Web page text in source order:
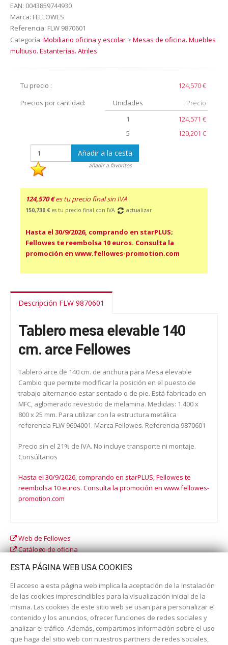
EAN: 0043859744930
Marca: FELLOWES
Referencia: FLW 9870601
Categoría: Mobiliario oficina y escolar > Mesas de oficina. Muebles
multiuso. Estanterías. Atriles
Tu precio :
124,570 €
Precios por cantidad:
Unidades
Precio
1
124,571 €
5
120,201 €
Añadir a la cesta
añadir a favoritos
124,570 € es tu precio final sin IVA
150,730 € es tu precio final con IVA actualizar
Hasta el 30/9/2026, comprando en starPLUS;
Fellowes te reembolsa 10 euros. Consulta la
promoción en www.fellowes-promotion.com
Descripción FLW 9870601
Tablero mesa elevable 140
cm. arce Fellowes
Tablero arce de 140 cm. de anchura para Mesa elevable
Cambio que permite modificar la posición en el puesto de
trabajo alternando estar sentado o de pie. Está fabricado en
MFC, aglomerado revestido de melamina. Medidas: 1.400 x
800 x 25 mm. Para utilizar con la estructura metálica
referencia FLW 9694001. Marca Fellowes. Referencia 9870601
Precio sin el 21% de IVA. No incluye transporte ni montaje.
Consúltanos
Hasta el 30/9/2026, comprando en starPLUS; Fellowes te
reembolsa 10 euros. Consulta la promoción en www.fellowes-
promotion.com
Web de Fellowes
Catálogo de oficina
ESTA PÁGINA WEB USA COOKIES
El acceso a esta página web implica la aceptación de la instalación
de las cookies imprescindibles para la visualización inicial de la
misma. Las cookies de este sitio web se usan para personalizar el
contenido y los anuncios, ofrecer funciones de redes sociales y
analizar el tráfico. Además, compartimos información sobre el uso
que haga del sitio web con nuestros partners de redes sociales,